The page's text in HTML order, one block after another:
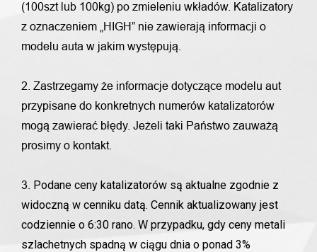
(100szt lub 100kg) po zmieleniu wkładów. Katalizatory
z oznaczeniem „HIGH” nie zawierają informacji o
modelu auta w jakim występują.
2. Zastrzegamy że informacje dotyczące modelu aut
przypisane do konkretnych numerów katalizatorów
mogą zawierać błędy. Jeżeli taki Państwo zauważą
prosimy o kontakt.
3. Podane ceny katalizatorów są aktualne zgodnie z
widoczną w cenniku datą. Cennik aktualizowany jest
codziennie o 6:30 rano. W przypadku, gdy ceny metali
szlachetnych spadną w ciągu dnia o ponad 3%